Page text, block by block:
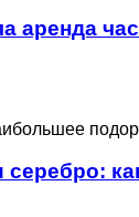
аренда